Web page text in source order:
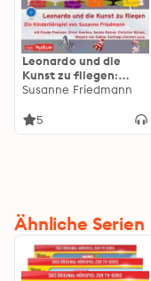
Leonardo und die
Kunst zu fliegen:
auch wenn man kein
Susanne Friedmann
5
Ähnliche Serien